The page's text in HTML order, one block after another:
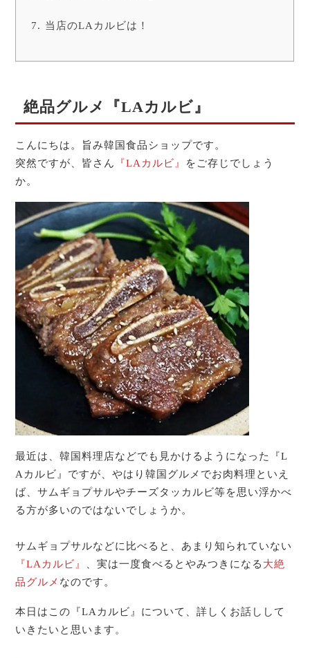
当店のLAカルビは！
絶品グルメ『LAカルビ』
こんにちは。旨み韓国食品ショップです。
突然ですが、皆さん
『LAカルビ』
をご存じでしょう
か。
最近は、韓国料理店などでも見かけるようになった『L
Aカルビ』ですが、やはり韓国グルメでお肉料理といえ
ば、サムギョプサルやチーズタッカルビ等を思い浮かべ
る方が多いのではないでしょうか。
サムギョプサルなどに比べると、あまり知られていない
『LAカルビ』
、実は一度食べるとやみつきになる 大絶
品グルメ なのです。
本日はこの『LAカルビ』について、詳しくお話しして
いきたいと思います。